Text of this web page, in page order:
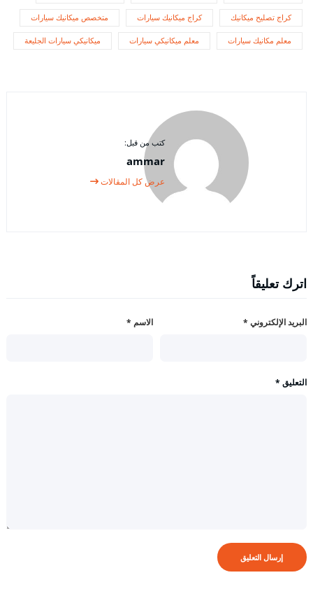
كراج تصليح ميكانيك كراج ميكانيك سيارات متخصص ميكانيك سيارات
معلم مكانيك سيارات معلم ميكانيكي سيارات ميكانيكي سيارات الجليعة
كتب من قبل:
ammar
عرض كل المقالات
اترك تعليقاً
الاسم * البريد الإلكتروني *
التعليق *